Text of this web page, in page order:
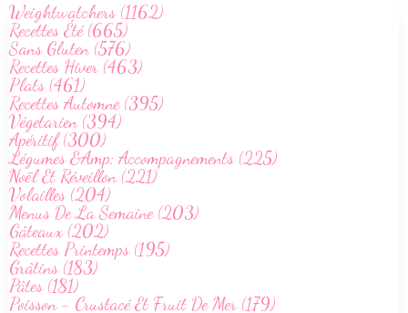
Weightwatchers (1162)
Recettes Été (665)
Sans Gluten (576)
Recettes Hiver (463)
Plats (461)
Recettes Automne (395)
Végetarien (394)
Apéritif (300)
Légumes &Amp; Accompagnements (225)
Noël Et Réveillon (221)
Volailles (204)
Menus De La Semaine (203)
Gâteaux (202)
Recettes Printemps (195)
Grâtins (183)
Pâtes (181)
Poisson - Crustacé Et Fruit De Mer (179)